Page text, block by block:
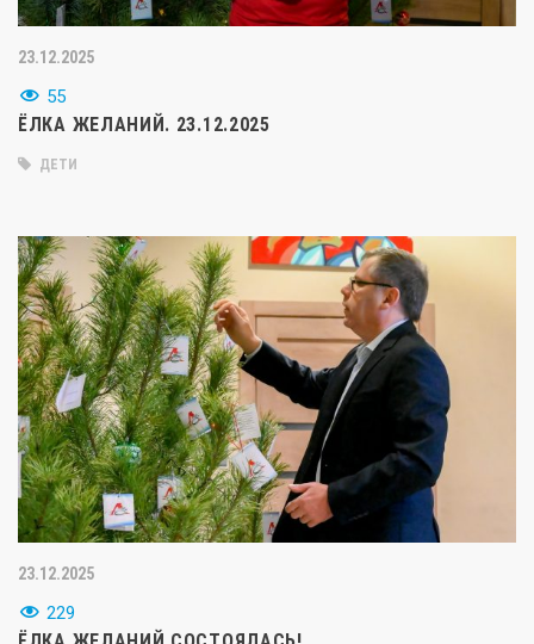
23.12.2025
55
ЁЛКА ЖЕЛАНИЙ. 23.12.2025
ДЕТИ
23.12.2025
229